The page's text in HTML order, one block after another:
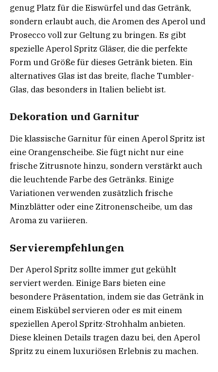
genug Platz für die Eiswürfel und das Getränk,
sondern erlaubt auch, die Aromen des Aperol und
Prosecco voll zur Geltung zu bringen. Es gibt
spezielle Aperol Spritz Gläser, die die perfekte
Form und Größe für dieses Getränk bieten. Ein
alternatives Glas ist das breite, flache Tumbler-
Glas, das besonders in Italien beliebt ist.
Dekoration und Garnitur
Die klassische Garnitur für einen Aperol Spritz ist
eine Orangenscheibe. Sie fügt nicht nur eine
frische Zitrusnote hinzu, sondern verstärkt auch
die leuchtende Farbe des Getränks. Einige
Variationen verwenden zusätzlich frische
Minzblätter oder eine Zitronenscheibe, um das
Aroma zu variieren.
Servierempfehlungen
Der Aperol Spritz sollte immer gut gekühlt
serviert werden. Einige Bars bieten eine
besondere Präsentation, indem sie das Getränk in
einem Eiskübel servieren oder es mit einem
speziellen Aperol Spritz-Strohhalm anbieten.
Diese kleinen Details tragen dazu bei, den Aperol
Spritz zu einem luxuriösen Erlebnis zu machen.